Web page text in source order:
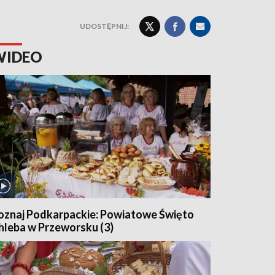
UDOSTĘPNIJ:
Podkarpackie: Powiatowe Święto
w Przeworsku (3)